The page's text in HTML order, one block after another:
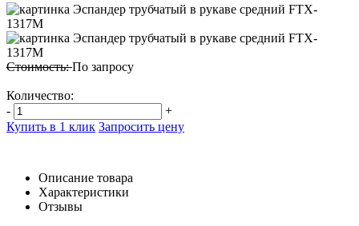
Стоимость:По запросу
Количество:
-
+
Купить в 1 клик Запросить цену
Описание товара
Характеристики
Отзывы